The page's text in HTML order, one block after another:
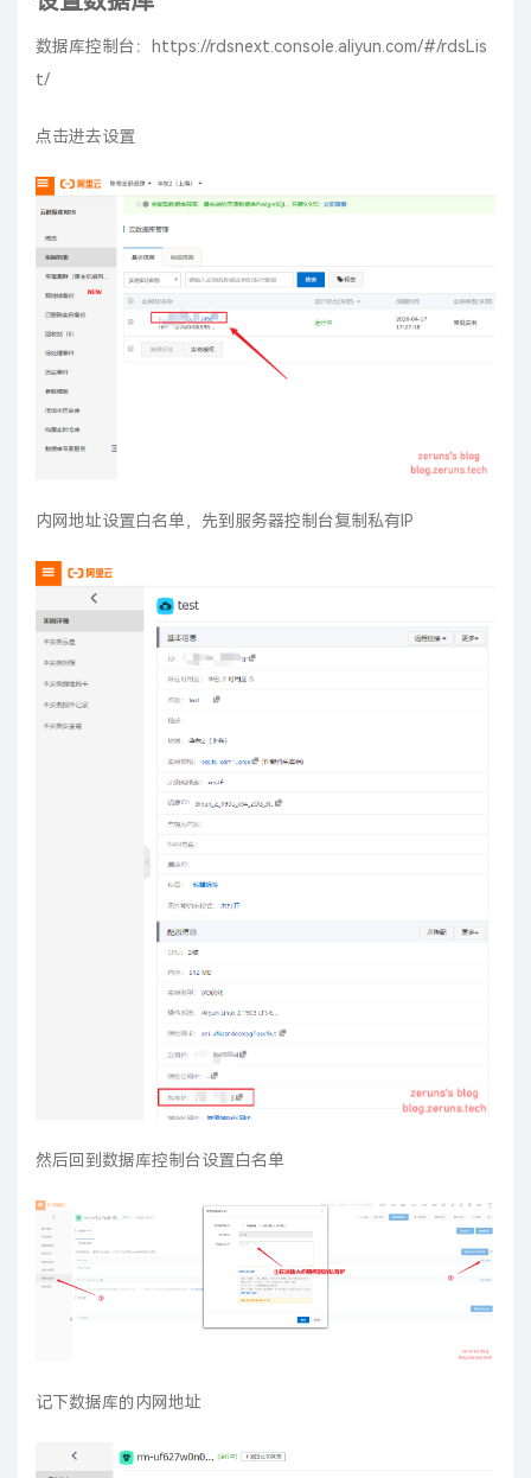
数据库控制台：
https://rdsnext.console.aliyun.com/#/rdsLis
t/
点击进去设置
内网地址设置白名单，先到服务器控制台复制私有IP
然后回到数据库控制台设置白名单
记下数据库的内网地址